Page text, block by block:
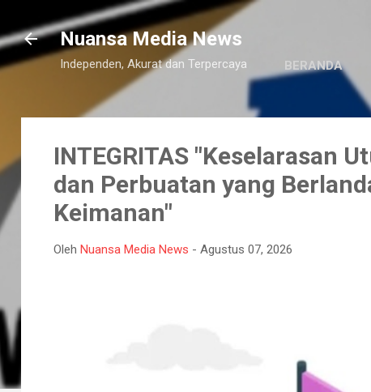
Langsung
Nuansa Media News
Independen, Akurat dan Terpercaya BERANDA
INTEGRITAS "Keselarasan
dan Perbuatan yang
Keimanan"
Oleh Nuansa Media News - Agustus 07, 2026